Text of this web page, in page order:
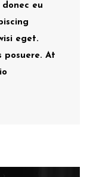
eu
eget.
posuere. At